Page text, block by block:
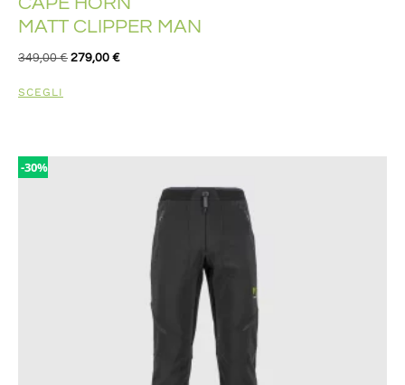
MATT CLIPPER MAN
349,00€ 279,00 €
SCEGLI
-30%